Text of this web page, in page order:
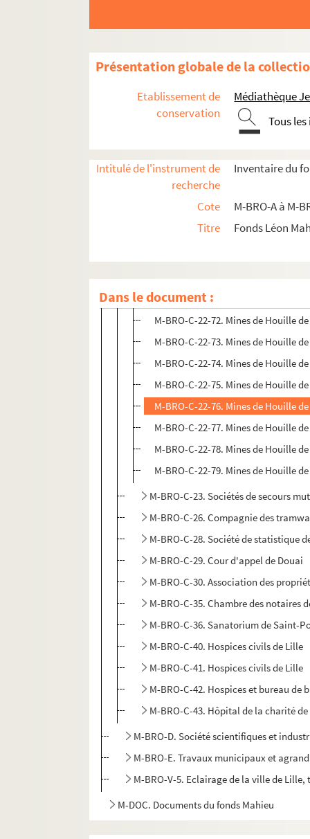
Présentation globale de la
Etablissement de
conservation
Médiathèque
Tous
Intitulé de l'instrument de
recherche
Inventaire du
Cote
M-BRO-A à M-
Titre
Fonds Léon
Dans le document :
M-BRO-C-22-60. Société houillère
M-BRO-C-22-62. Statuts modifiés
M-BRO-C-22-63. Statuts modifiés
M-BRO-C-22-64. Notes de la
M-BRO-C-22-65. Société Houillère
M-BRO-C-22-66. L'union
M-BRO-C-22-67. Société lilloise
M-BRO-C-22-68. Note pour les
M-BRO-C-22-70. Compagnie des
M-BRO-C-22-71. Mines de Bruay
M-BRO-C-22-72. Mines de Houille
M-BRO-C-22-73. Mines de Houille
M-BRO-C-22-74. Mines de Houille
M-BRO-C-22-75. Mines de Houille
M-BRO-C-22-76. Mines de Houille
M-BRO-C-22-77. Mines de Houille
M-BRO-C-22-78. Mines de Houille
M-BRO-C-22-79. Mines de Houille
M-BRO-C-23. Sociétés de secours
M-BRO-C-26. Compagnie des
M-BRO-C-28. Société de statistique
M-BRO-C-29. Cour d'appel de Douai
M-BRO-C-30. Association des
M-BRO-C-35. Chambre des notaires
M-BRO-C-36. Sanatorium de Saint-
M-BRO-C-40. Hospices civils de Lille
M-BRO-C-41. Hospices civils de Lille
M-BRO-C-42. Hospices et bureau de
M-BRO-C-43. Hôpital de la charité
M-BRO-D. Société scientifiques et
M-BRO-E. Travaux municipaux et
M-BRO-V-5. Eclairage de la ville de
M-DOC. Documents du fonds Mahieu